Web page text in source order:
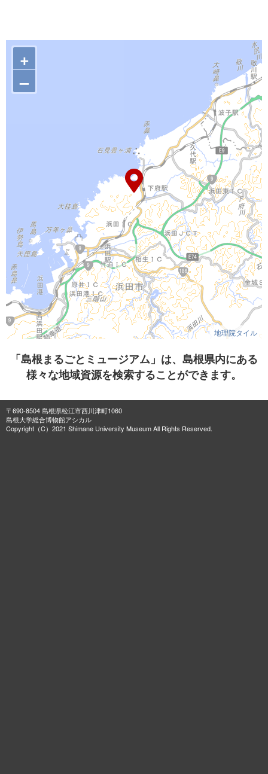
+
–
地理院タイル
「島根まるごとミュージアム」は、島根県内にある
様々な地域資源を検索することができます。
〒690-8504 島根県松江市西川津町1060
島根大学総合博物館アシカル
Copyright（C）2021 Shimane University Museum All Rights Reserved.